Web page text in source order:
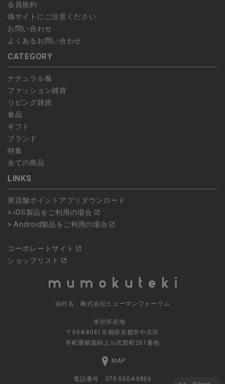
会員規約
偽サイトにご注意ください
お問い合わせ
よくあるお問い合わせ
CATEGORY
ナチュラル服
ファッション雑貨
リビング雑貨
食品
ギフト
ブランド
特集
全ての商品
LINKS
実店舗ポイントアプリダウンロード
> iOS製品をご利用の場合
> Android製品をご利用の場合
コーポレートサイト
ショップリスト
会社名 株式会社ヒューマンフォーラム
本社所在地
〒604-8061京都府京都市中京区
寺町通蛸薬師上ル式部町261番地
MAP
電話番号 070-5504-0806